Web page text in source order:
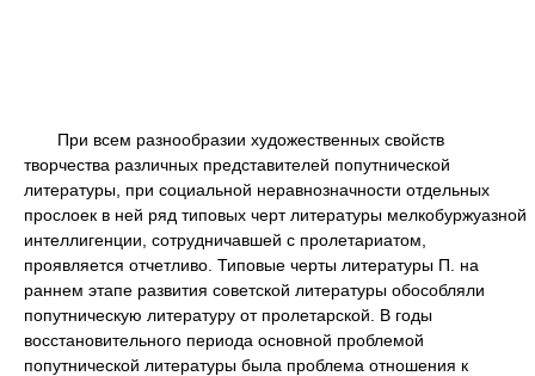
При всем разнообразии художественных свойств
творчества различных представителей попутнической
литературы, при социальной неравнозначности отдельных
прослоек в ней ряд типовых черт литературы мелкобуржуазной
интеллигенции, сотрудничавшей с пролетариатом,
проявляется отчетливо. Типовые черты литературы П. на
раннем этапе развития советской литературы обособляли
попутническую литературу от пролетарской. В годы
восстановительного периода основной проблемой
попутнической литературы была проблема отношения к